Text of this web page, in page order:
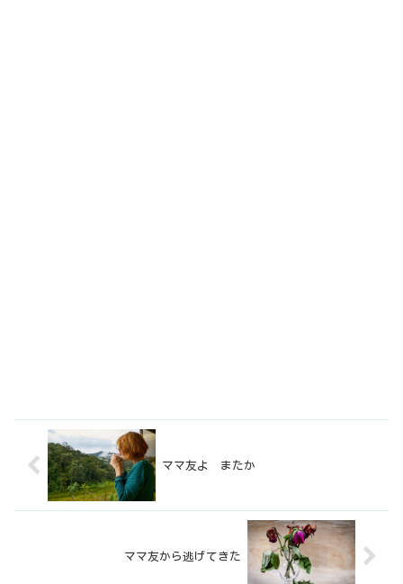
ママ友よ またか
ママ友から逃げてきた